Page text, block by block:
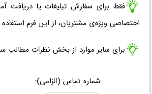
فقط برای سفارش تبلیغات یا دریافت
اختصاصی ویژه‌ی مشتریان، از این فرم استفاده
برای سایر موارد از بخش نظرات مطالب
شماره تماس (الزامی):